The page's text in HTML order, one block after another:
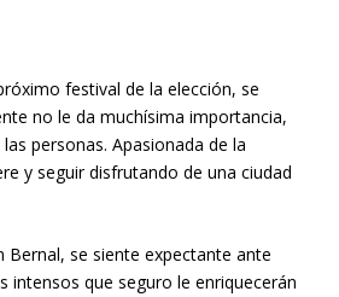
festival de la elección, se
no le da muchísima importancia,
personas. Apasionada de la
y seguir disfrutando de una ciudad
Bernal, se siente expectante ante
intensos que seguro le enriquecerán